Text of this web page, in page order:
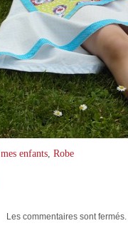
mes enfants Robe
Les commentaires sont fermés.